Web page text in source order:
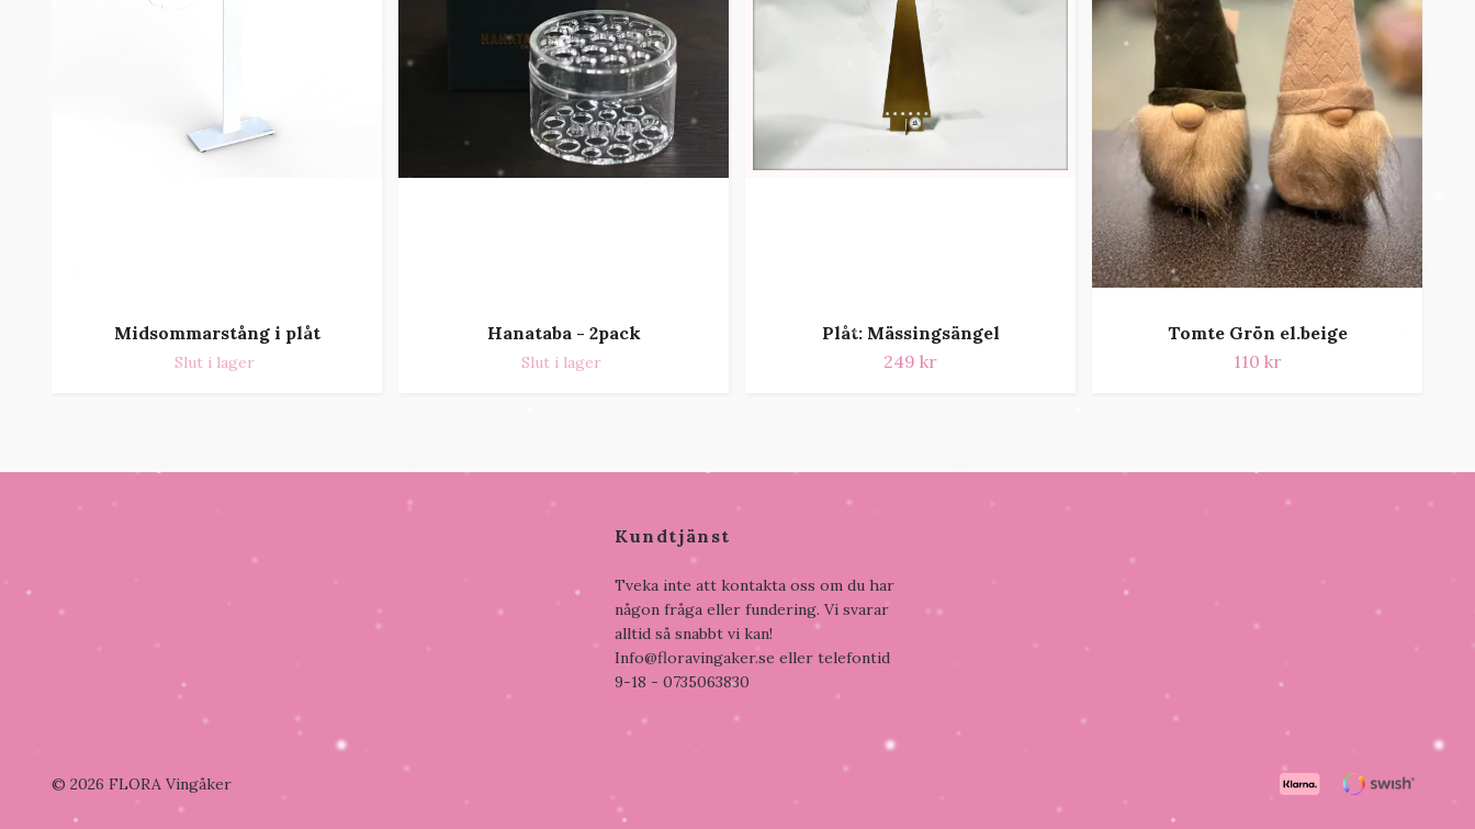
Midsommarstång i plåt
Slut i lager
Hanataba - 2pack
Slut i lager
Plåt: Mässingsängel
249 kr
Tomte Grön el.beige
110 kr
Kundtjänst
Tveka inte att kontakta oss om du har
någon fråga eller fundering. Vi svarar
alltid så snabbt vi kan!
Info@floravingaker.se eller telefontid
9-18 - 0735063830
© 2026 FLORA Vingåker